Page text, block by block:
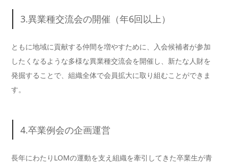
3.異業種交流会の開催（年6回以上）
ともに地域に貢献する仲間を増やすために、入会候補者が参加
したくなるような多様な異業種交流会を開催し、新たな人財を
発掘することで、組織全体で会員拡大に取り組むことができま
す。
4.卒業例会の企画運営
長年にわたりLOMの運動を支え組織を牽引してきた卒業生が青